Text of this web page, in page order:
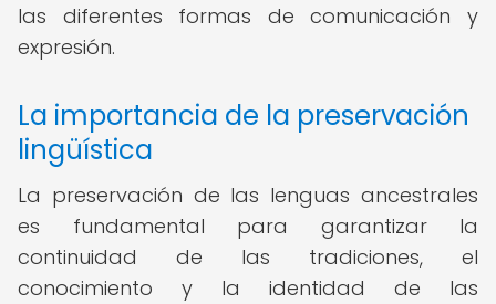
las diferentes formas de comunicación y
expresión.
La importancia de la preservación
lingüística
La preservación de las lenguas ancestrales
es fundamental para garantizar la
continuidad de las tradiciones, el
conocimiento y la identidad de las